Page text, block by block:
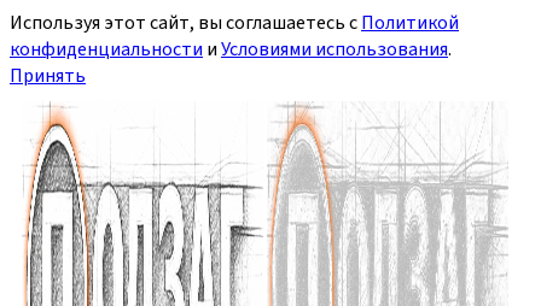
Используя этот сайт, вы соглашаетесь сПолитикой
конфиденциальности иУсловиями использования.
Принять